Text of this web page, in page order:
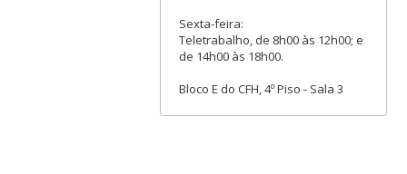
Sexta-feira:
Teletrabalho, de 8h00 às 12h00; e
de 14h00 às 18h00.
Bloco E do CFH, 4º Piso - Sala 3